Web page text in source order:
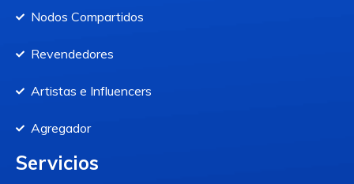
Nodos Compartidos
Revendedores
Artistas e Influencers
Agregador
Servicios